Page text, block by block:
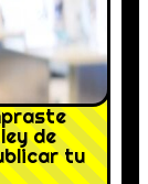
de
tu